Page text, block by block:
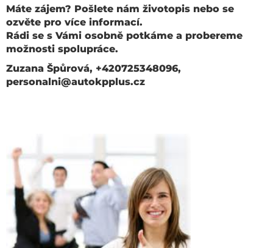
Máte zájem? Pošlete nám životopis nebo se
ozvěte pro více informací.
Rádi se s Vámi osobně potkáme a probereme
možnosti spolupráce.
Zuzana Špůrová, +420725348096,
personalni@autokpplus.cz